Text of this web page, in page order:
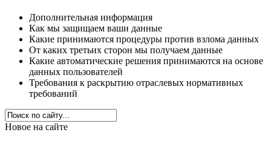
Дополнительная информация
Как мы защищаем ваши данные
Какие принимаются процедуры против взлома данных
От каких третьих сторон мы получаем данные
Какие автоматические решения принимаются на основе
данных пользователей
Требования к раскрытию отраслевых нормативных
требований
Новое на сайте